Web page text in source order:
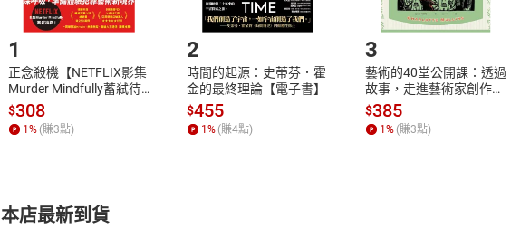
Step1.選擇閱讀載具 Step2.登入
1
正念殺機【NETFLIX影集
Murder Mindfully蓄弒待
發】【電子書】
$308
1% (賺3點)
2
時間的起源：史蒂芬．霍
金的最終理論【電子書】
$455
1% (賺4點)
3
藝術的40堂公開課：透過
故事，走進藝術家創作現
場，看藝術如何誕生、如
何形塑人類生活【電子
書】
$385
1% (賺3點)
本店最新到貨